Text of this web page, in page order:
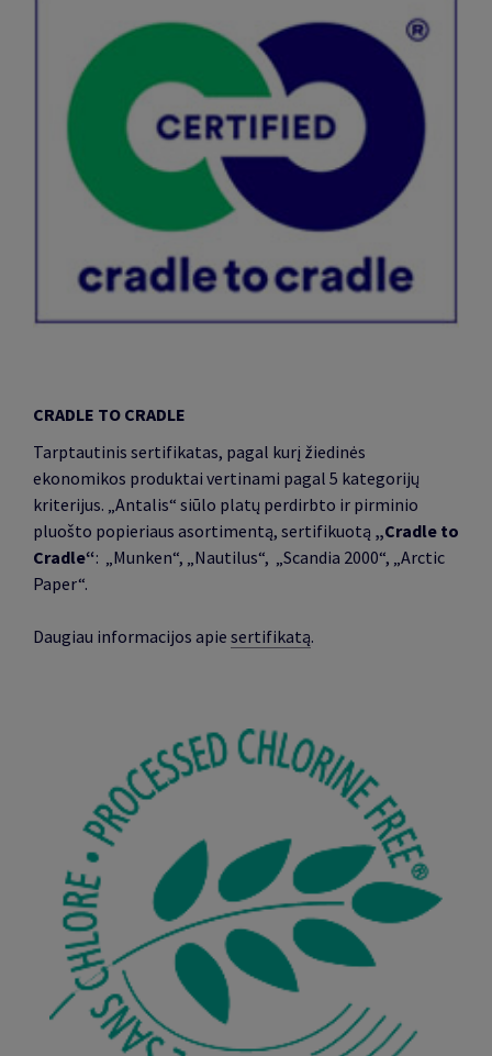
CRADLE TO CRADLE
Tarptautinis sertifikatas, pagal kurį žiedinės
ekonomikos produktai vertinami pagal 5 kategorijų
kriterijus. „Antalis“ siūlo platų perdirbto ir pirminio
pluošto popieriaus asortimentą, sertifikuotą „Cradle to
Cradle“: „Munken“, „Nautilus“, „Scandia 2000“, „Arctic
Paper“.
Daugiau informacijos apie sertifikatą.